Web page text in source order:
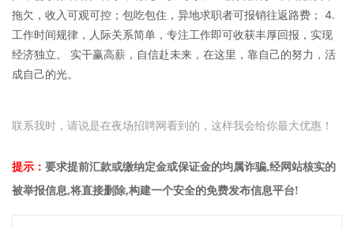
拖欠，收入可观可控；包吃包住，异地求职者可报销往返路费； 4.
工作时间规律，人际关系简单，专注工作即可收获丰厚回报，实现
经济独立。 实干赢高薪，自信赴未来，在这里，靠自己的努力，活
成自己的光。
联系我时，请说是在夜场招聘网看到的，这样我会给你最大优惠！
提示： 要求提前汇款或缴纳定金或保证金的均属诈骗,经网站核实的
被举报信息,将直接删除,构建一个安全的免费发布信息平台!